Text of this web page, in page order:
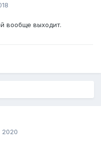
вообще выходит.
2020